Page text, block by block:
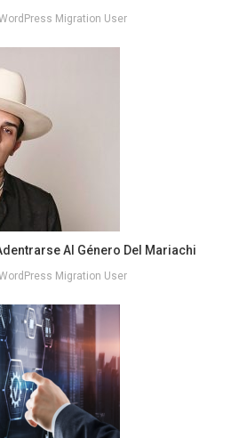
Migration User
Al Género Del Mariachi
Migration User